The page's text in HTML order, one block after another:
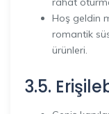
Hoş geldin
romantik
ürünleri.
3.5.